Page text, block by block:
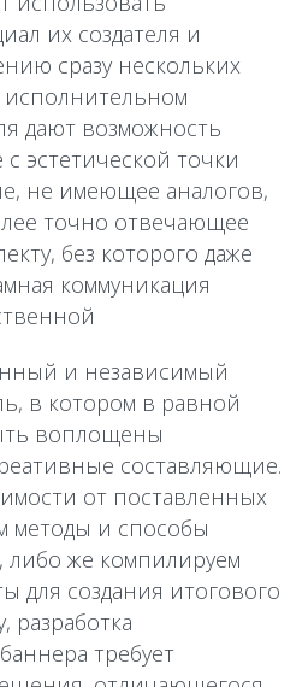
их создателя и
сразу нескольких
дают возможность
эстетической точки
не имеющее аналогов,
точно отвечающее
без которого даже
коммуникация
и независимый
в котором в равной
воплощены
составляющие.
от поставленных
методы и способы
либо же компилируем
для создания итогового
разработка
требует